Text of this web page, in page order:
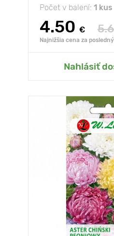
Počet v balení: 1 kus
4.50 €
Najnižšia cena za
Nahlásiť